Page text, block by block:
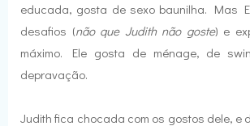
educada, gosta de sexo baunilha. Mas
desafios (não que Judith não goste) e
máximo. Ele gosta de ménage, de
depravação.
Judith fica chocada com os gostos dele, e